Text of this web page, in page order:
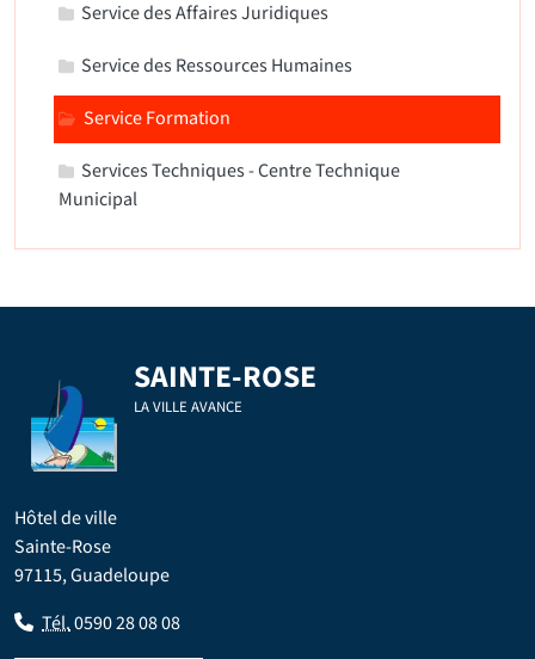
Service des Affaires Juridiques
Service des Ressources Humaines
Service Formation
Services Techniques - Centre Technique
Municipal
SAINTE-ROSE
LA VILLE AVANCE
Hôtel de ville
Sainte-Rose
97115, Guadeloupe
Tél.0590 28 08 08